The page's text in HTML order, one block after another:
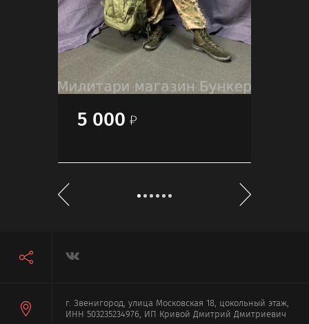
5 000
г. Звенигород, улица Московская 18, цокольный этаж,
ИНН 503235234976, ИП Кривой Дмитрий Дмитриевич